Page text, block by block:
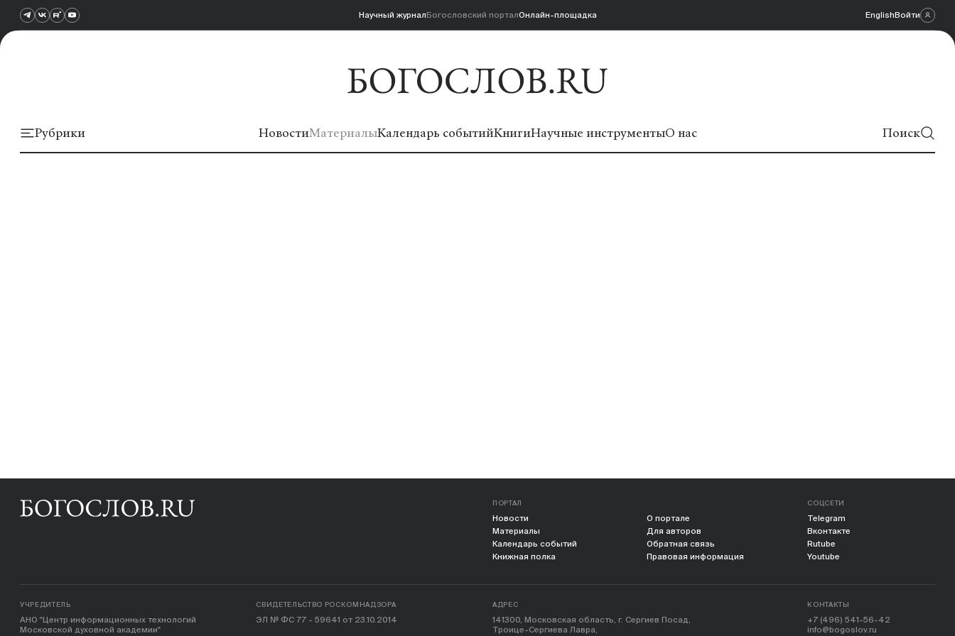
Научный журналБогословский порталОнлайн-площадка EnglishВойти
Рубрики НовостиМатериалыКалендарь событийКнигиНаучные инструментыО нас Поиск
ПОРТАЛ
Новости
Материалы
Календарь событий
Книжная полка
О портале
Для авторов
Обратная связь
Правовая информация
СОЦСЕТИ
Telegram
Вконтакте
Rutube
Youtube
УЧРЕДИТЕЛЬ
АНО "Центр информационных технологий
Московской духовной академии"
СВИДЕТЕЛЬСТВО РОСКОМНАДЗОРА
ЭЛ № ФС 77 - 59641 от 23.10.2014
АДРЕС
141300, Московская область, г. Сергиев Посад,
Троице-Сергиева Лавра,
КОНТАКТЫ
+7 (496) 541-56-42
info@bogoslov.ru